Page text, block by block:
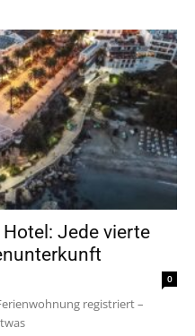
Jede vierte
0
registriert –